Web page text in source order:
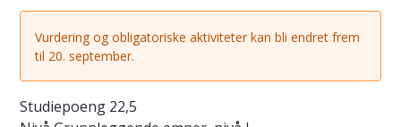
Vurdering og obligatoriske aktiviteter kan bli endret frem
til 20. september.
Studiepoeng 22,5